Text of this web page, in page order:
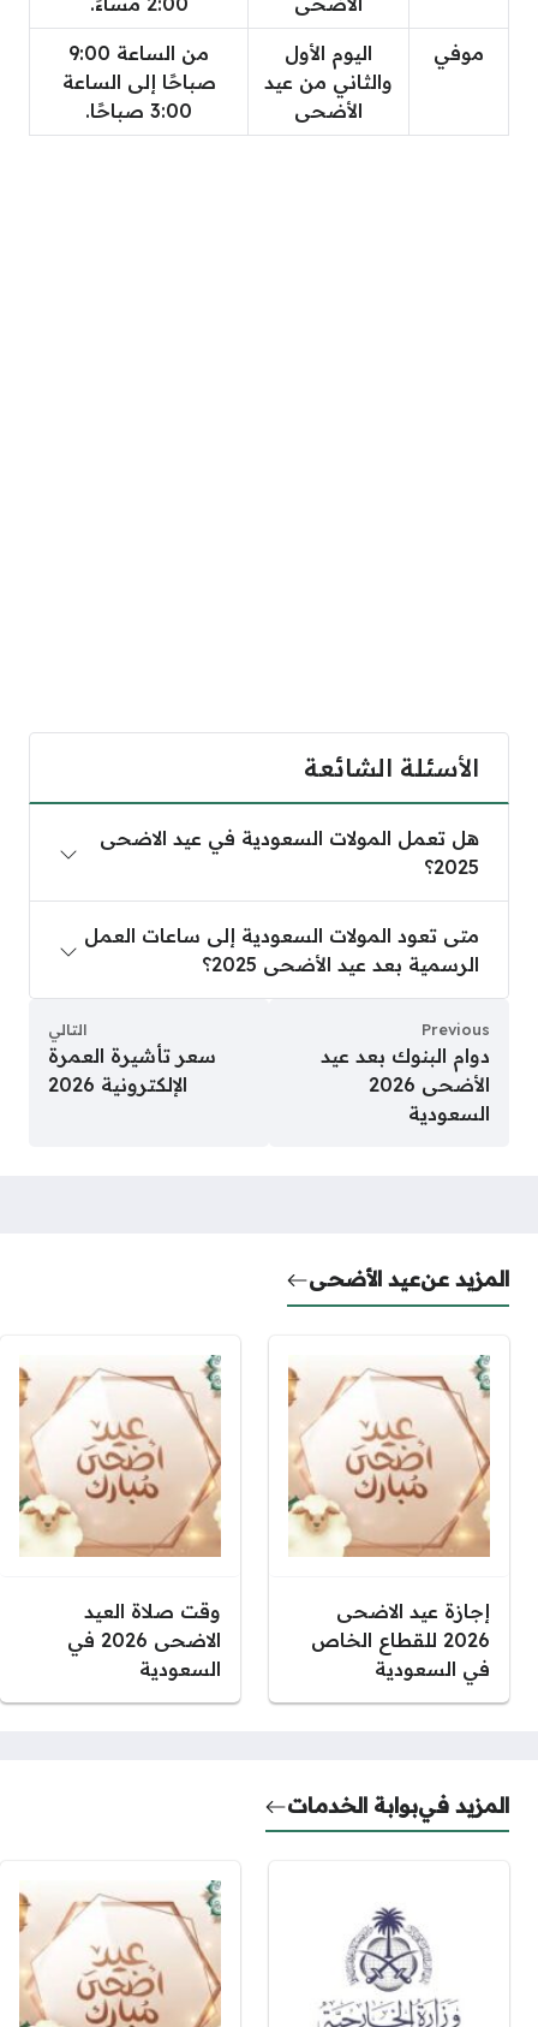
موفي
اليوم الأول
والثاني من عيد
الأضحى
من الساعة 9:00
صباحًا إلى الساعة
3:00 صباحًا.
الأسئلة الشائعة
هل تعمل المولات السعودية في عيد الاضحى
2025؟
متى تعود المولات السعودية إلى ساعات العمل
الرسمية بعد عيد الأضحى 2025؟
Previous
دوام البنوك بعد عيد
الأضحى 2026
السعودية
التالي
سعر تأشيرة العمرة
الإلكترونية 2026
المزيد عنعيد الأضحى
إجازة عيد الاضحى
2026 للقطاع الخاص
في السعودية
وقت صلاة العيد
الاضحى 2026 في
السعودية
المزيد فيبوابة الخدمات